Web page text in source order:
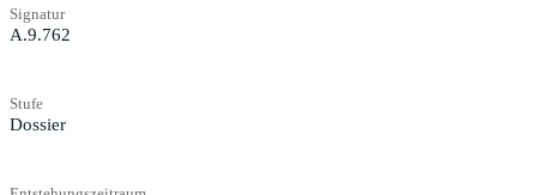
Signatur
A.9.762
Stufe
Dossier